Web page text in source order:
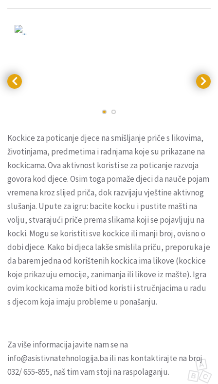
Kockice za poticanje djece na smišljanje priče s likovima,
životinjama, predmetima i radnjama koje su prikazane na
kockicama. Ova aktivnost koristi se za poticanje razvoja
govora kod djece. Osim toga pomaže djeci da nauče pojam
vremena kroz slijed priča, dok razvijaju vještine aktivnog
slušanja. Upute za igru: bacite kocku i pustite mašti na
volju, stvarajući priče prema slikama koji se pojavljuju na
kocki. Mogu se koristiti sve kockice ili manji broj, ovisno o
dobi djece. Kako bi djeca lakše smislila priču, preporuka je
da barem jedna od korištenih kockica ima likove (kockice
koje prikazuju emocije, zanimanja ili likove iz mašte). Igra
ovim kockicama može biti od koristi i stručnjacima u radu
s djecom koja imaju probleme u ponašanju.
Za više informacija javite nam se na
info@asistivnatehnologija.ba ili nas kontaktirajte na broj
032/ 655-855, naš tim vam stoji na raspolaganju.